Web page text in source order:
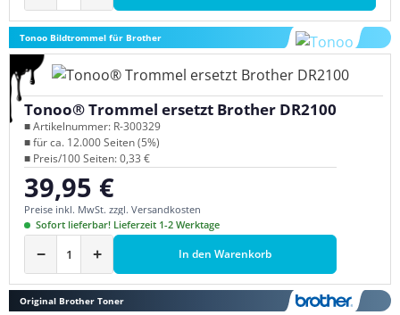
Tonoo Bildtrommel für Brother
Tonoo® Trommel ersetzt Brother DR2100
■ Artikelnummer: R-300329
■ für ca. 12.000 Seiten (5%)
■ Preis/100 Seiten: 0,33 €
Regulärer Preis:
39,95 €
Preise inkl. MwSt. zzgl. Versandkosten
Sofort lieferbar! Lieferzeit 1-2 Werktage
− + In den Warenkorb
Original Brother Toner